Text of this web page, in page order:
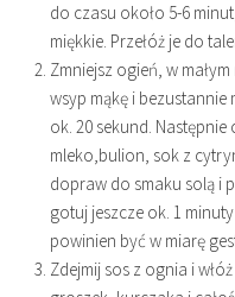
do czasu około 5-6
miękkie. Przełóż je do
Zmniejsz ogień, w
wsyp mąkę i bezustannie
ok. 20 sekund.
mleko,bulion, sok z
dopraw do smaku solą i
gotuj jeszcze ok. 1
powinien być w miarę
Zdejmij sos z ognia i